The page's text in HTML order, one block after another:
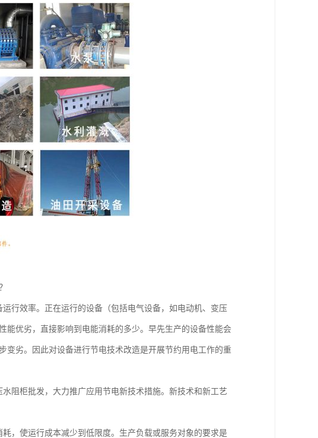
行效率。正在运行的设备（包括电气设备，如电动机、变压
能优劣，直接影响到电能消耗的多少。早先生产的设备性能会
变劣。因此对设备进行节电技术改造是开展节约用电工作的重
阻柜批发，大力推广应用节电新技术措施。新技术和新工艺
，使运行成本减少到低限度。生产负载或服务对象的要求是